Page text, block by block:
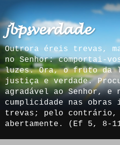
𝓳𝓫𝓹𝓼𝓿𝓮𝓻𝓭𝓪𝓭𝓮
Outrora éreis trevas,
no Senhor: comportai-
luzes. Ora, o fruto da
justiça e verdade.
agradável ao Senhor, e
cumplicidade nas
trevas; pelo contrário,
abertamente. (Ef 5, 8-